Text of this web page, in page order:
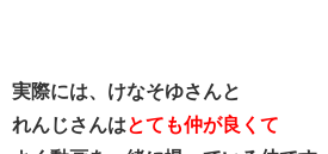
実際には、けなそゆさんと
れんじさんは とても仲が良くて